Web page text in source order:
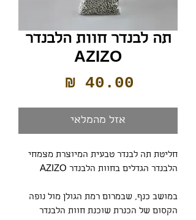
תה לבנדר חוות הלבנדר
AZIZO
מחיר
אזל מהמלאי
חליטת תה לבנדר טבעית המיוצרת מצמחי
הלבנדר הגדלים בחוות הלבנדר AZIZO
במושב כנף, שבמרום רמת הגולן מול נופה
הקסום של הכנרת שוכנת חוות הלבנדר